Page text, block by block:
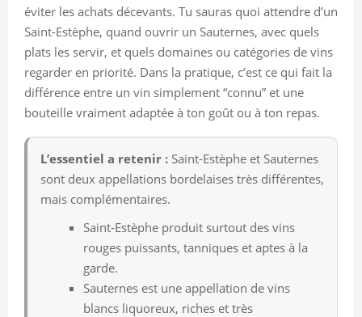
éviter les achats décevants. Tu sauras quoi attendre d’un
Saint-Estèphe, quand ouvrir un Sauternes, avec quels
plats les servir, et quels domaines ou catégories de vins
regarder en priorité. Dans la pratique, c’est ce qui fait la
différence entre un vin simplement “connu” et une
bouteille vraiment adaptée à ton goût ou à ton repas.
L’essentiel a retenir : Saint-Estèphe et Sauternes
sont deux appellations bordelaises très différentes,
mais complémentaires.
Saint-Estèphe produit surtout des vins
rouges puissants, tanniques et aptes à la
garde.
Sauternes est une appellation de vins
blancs liquoreux, riches et très